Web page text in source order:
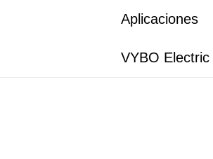
Aplicaciones
VYBO Electric